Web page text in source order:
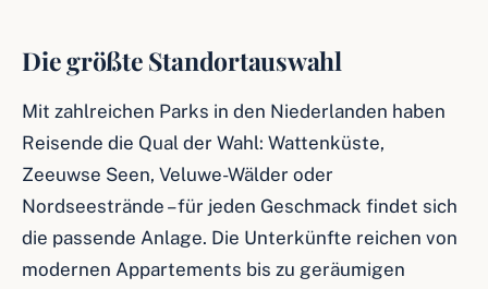
Die größte Standortauswahl
Mit zahlreichen Parks in den Niederlanden haben
Reisende die Qual der Wahl: Wattenküste,
Zeeuwse Seen, Veluwe-Wälder oder
Nordseestrände – für jeden Geschmack findet sich
die passende Anlage. Die Unterkünfte reichen von
modernen Appartements bis zu geräumigen